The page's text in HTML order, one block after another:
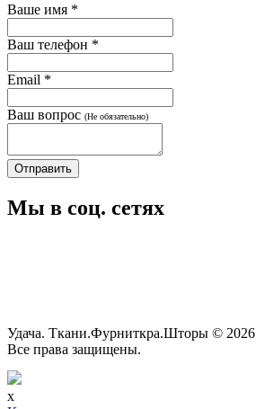
Ваше имя *
Ваш телефон *
Email *
Ваш вопрос (Не обязательно)
Мы в соц. сетях
Удача. Ткани.Фурниткра.Шторы © 2026
Все права защищены.
x